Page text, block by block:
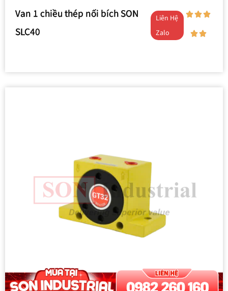
Van 1 chiều thép nối bích SON
SLC40
Liên Hệ
Zalo